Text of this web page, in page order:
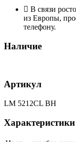
В связи
из Европы,
телефону.
Наличие
Артикул
LM 5212CL BH
Характеристики